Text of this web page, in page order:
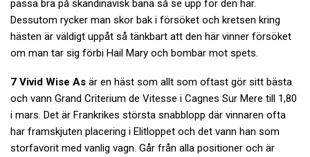
passa bra på skandinavisk bana så se upp för den här.
Dessutom rycker man skor bak i försöket och kretsen kring
hästen är väldigt uppåt så tänkbart att den här vinner försöket
om man tar sig förbi Hail Mary och bombar mot spets.
7 Vivid Wise As är en häst som allt som oftast gör sitt bästa
och vann Grand Criterium de Vitesse i Cagnes Sur Mere till 1,80
i mars. Det är Frankrikes största snabblopp där vinnaren ofta
har framskjuten placering i Elitloppet och det vann han som
storfavorit med vanlig vagn. Går från alla positioner och är